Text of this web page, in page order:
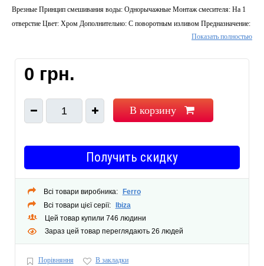
Врезные Принцип смешивания воды: Однорычажные Монтаж смесителя: На 1
отверстие Цвет: Хром Дополнительно: С поворотным изливом Предназначение:
Для дома смеситель для кухни монтаж на 1 отверстие керамический картридж
Комплект поставки Ferro Ibiza (BIB4): смеситель инструкция монтажа
гарантийный талон
Показать полностью
0 грн.
1 В корзину
Получить скидку
Всі товари виробника: Ferro
Всі товари цієї серії: Ibiza
Цей товар купили 746 людини
Зараз цей товар переглядають 26 людей
Порівняння В закладки